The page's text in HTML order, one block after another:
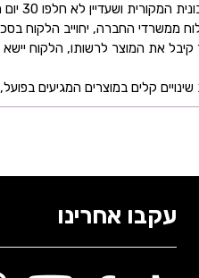
לא חלפו 30 יום מתאריך רכישת המוצר.
החברה, יחוייב הלקוח בסכום
את המוצר לרשותו, הלקוח
קלים במוצרים המגיעים
עקבו אחרינו